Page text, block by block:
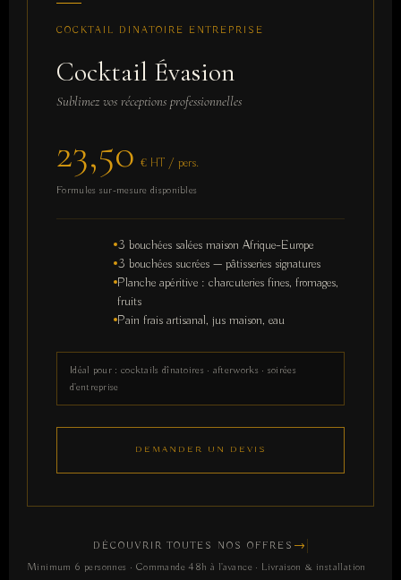
COCKTAIL DINATOIRE ENTREPRISE
Cocktail Évasion
Sublimez vos réceptions professionnelles
23,50 € HT / pers.
Formules sur-mesure disponibles
3 bouchées salées maison Afrique–Europe
3 bouchées sucrées — pâtisseries signatures
Planche apéritive : charcuteries fines, fromages,
fruits
Pain frais artisanal, jus maison, eau
Idéal pour : cocktails dînatoires · afterworks · soirées
d'entreprise
DEMANDER UN DEVIS
DÉCOUVRIR TOUTES NOS OFFRES
Minimum 6 personnes · Commande 48h à l'avance · Livraison & installation